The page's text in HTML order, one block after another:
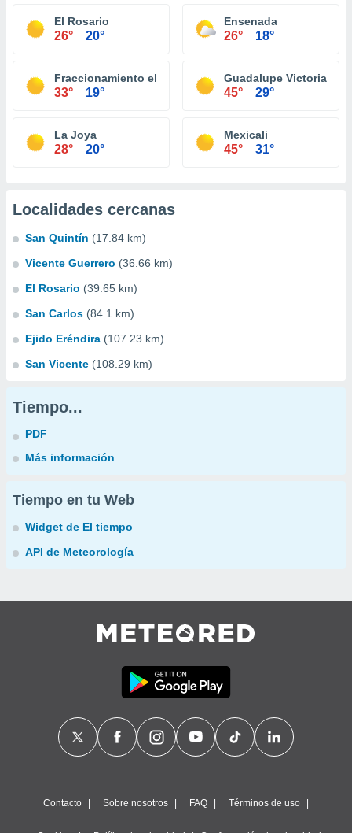
El Rosario
26° 20°
Ensenada
26° 18°
Fraccionamiento el Niño
33° 19°
Guadalupe Victoria
45° 29°
La Joya
28° 20°
Mexicali
45° 31°
Localidades cercanas
San Quintín (17.84 km)
Vicente Guerrero (36.66 km)
El Rosario (39.65 km)
San Carlos (84.1 km)
Ejido Eréndira (107.23 km)
San Vicente (108.29 km)
Tiempo...
PDF
Más información
Tiempo en tu Web
Widget de El tiempo
API de Meteorología
Contacto Sobre nosotros FAQ Términos de uso